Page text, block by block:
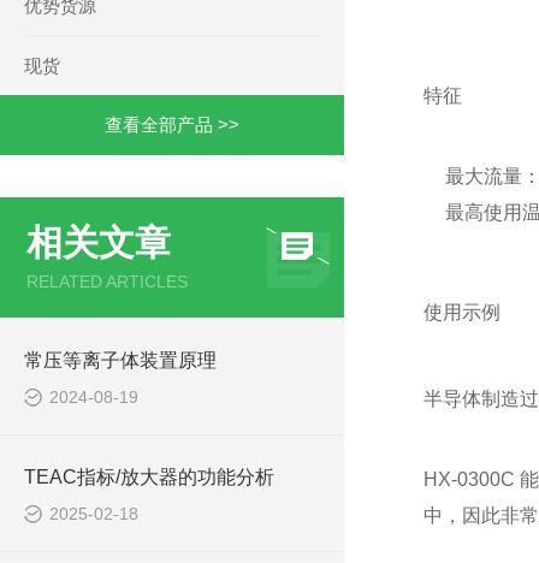
优势货源
现货
查看全部产品 >>
相关文章
RELATED ARTICLES
常压等离子体装置原理
2024-08-19
TEAC指标/放大器的功能分析
2025-02-18
特征
最大流量
最高使用
使用示例
半导体制造
HX-0300C
中，因此非